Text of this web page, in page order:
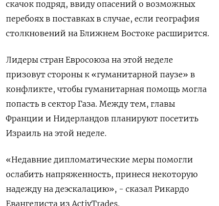
скачок подряд, ввиду опасений о возможных
перебоях в поставках в случае, если география
столкновений на Ближнем Востоке расширится.
Лидеры стран Евросоюза на этой неделе
призовут стороны к «гуманитарной паузе» в
конфликте, чтобы гуманитарная помощь могла
попасть в сектор Газа. Между тем, главы
Франции и Нидерландов планируют посетить
Израиль на этой неделе.
«Недавние дипломатические меры помогли
ослабить напряженность, принеся некоторую
надежду на деэскалацию», - сказал Рикардо
Евангелиста из ActivTrades.